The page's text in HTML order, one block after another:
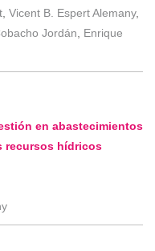
Vicent B. Espert Alemany,
Jordán
Enrique
en abastecimientos
recursos hídricos